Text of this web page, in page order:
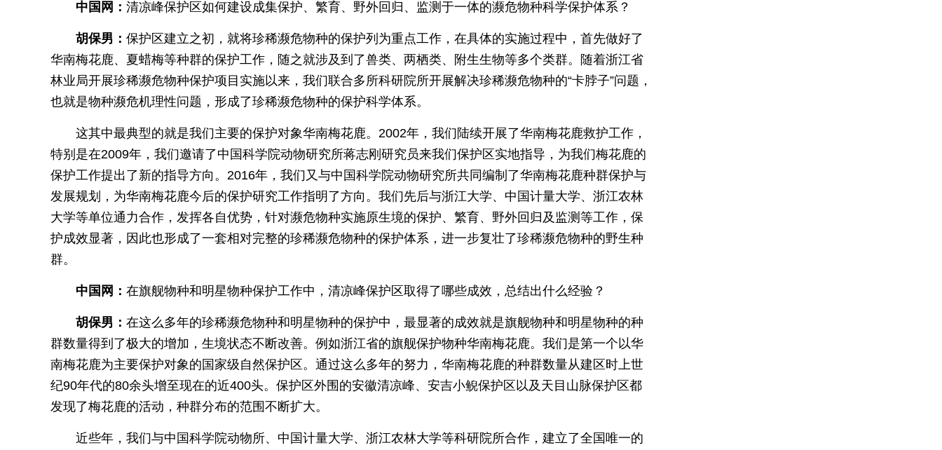
中国网： 清凉峰保护区如何建设成集保护、繁育、野外回归、监测于一体的濒危物种科学保护体系？
胡保男： 保护区建立之初，就将珍稀濒危物种的保护列为重点工作，在具体的实施过程中，首先做好了
华南梅花鹿、夏蜡梅等种群的保护工作，随之就涉及到了兽类、两栖类、附生生物等多个类群。随着浙江省
林业局开展珍稀濒危物种保护项目实施以来，我们联合多所科研院所开展解决珍稀濒危物种的“卡脖子”问题，
也就是物种濒危机理性问题，形成了珍稀濒危物种的保护科学体系。
这其中最典型的就是我们主要的保护对象华南梅花鹿。2002年，我们陆续开展了华南梅花鹿救护工作，
特别是在2009年，我们邀请了中国科学院动物研究所蒋志刚研究员来我们保护区实地指导，为我们梅花鹿的
保护工作提出了新的指导方向。2016年，我们又与中国科学院动物研究所共同编制了华南梅花鹿种群保护与
发展规划，为华南梅花鹿今后的保护研究工作指明了方向。我们先后与浙江大学、中国计量大学、浙江农林
大学等单位通力合作，发挥各自优势，针对濒危物种实施原生境的保护、繁育、野外回归及监测等工作，保
护成效显著，因此也形成了一套相对完整的珍稀濒危物种的保护体系，进一步复壮了珍稀濒危物种的野生种
群。
中国网： 在旗舰物种和明星物种保护工作中，清凉峰保护区取得了哪些成效，总结出什么经验？
胡保男： 在这么多年的珍稀濒危物种和明星物种的保护中，最显著的成效就是旗舰物种和明星物种的种
群数量得到了极大的增加，生境状态不断改善。例如浙江省的旗舰保护物种华南梅花鹿。我们是第一个以华
南梅花鹿为主要保护对象的国家级自然保护区。通过这么多年的努力，华南梅花鹿的种群数量从建区时上世
纪90年代的80余头增至现在的近400头。保护区外围的安徽清凉峰、安吉小鲵保护区以及天目山脉保护区都
发现了梅花鹿的活动，种群分布的范围不断扩大。
近些年，我们与中国科学院动物所、中国计量大学、浙江农林大学等科研院所合作，建立了全国唯一的